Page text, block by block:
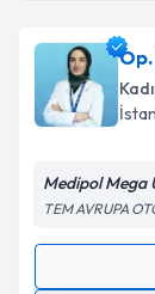
Op.
Medipol Mega
TEM AVRUPA